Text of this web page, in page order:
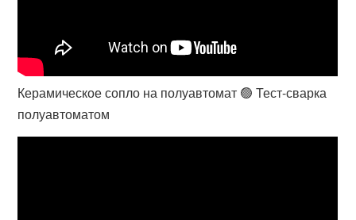
Керамическое сопло на полуавтомат 🟢 Тест-сварка
полуавтоматом